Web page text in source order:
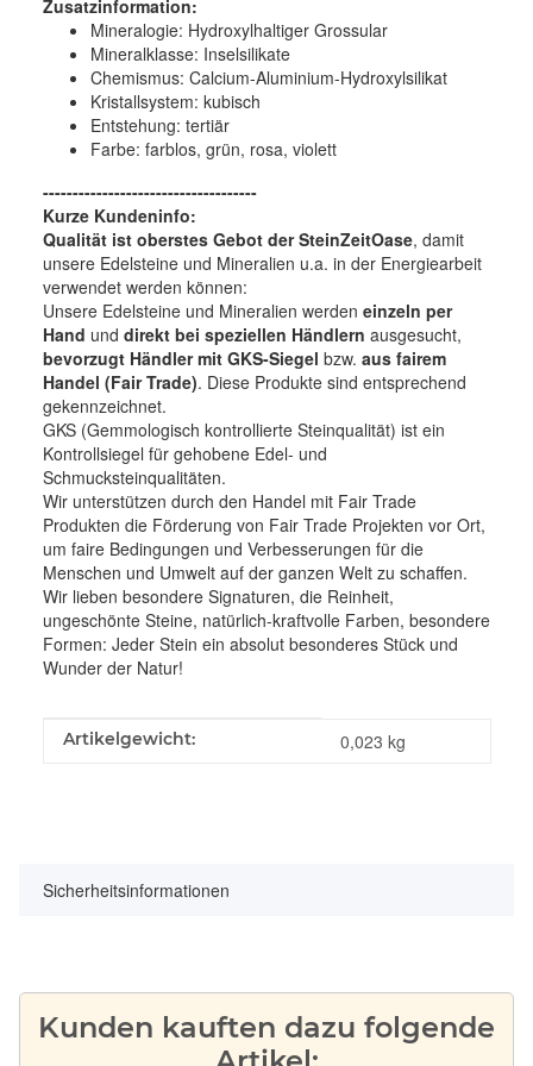
Zusatzinformation:
Mineralogie: Hydroxylhaltiger Grossular
Mineralklasse: Inselsilikate
Chemismus: Calcium-Aluminium-Hydroxylsilikat
Kristallsystem: kubisch
Entstehung: tertiär
Farbe: farblos, grün, rosa, violett
------------------------------------
Kurze Kundeninfo:
Qualität ist oberstes Gebot der SteinZeitOase, damit
unsere Edelsteine und Mineralien u.a. in der Energiearbeit
verwendet werden können:
Unsere Edelsteine und Mineralien werden einzeln per
Hand und direkt bei speziellen Händlern ausgesucht,
bevorzugt Händler mit GKS-Siegel bzw. aus fairem
Handel (Fair Trade). Diese Produkte sind entsprechend
gekennzeichnet.
GKS (Gemmologisch kontrollierte Steinqualität) ist ein
Kontrollsiegel für gehobene Edel- und
Schmucksteinqualitäten.
Wir unterstützen durch den Handel mit Fair Trade
Produkten die Förderung von Fair Trade Projekten vor Ort,
um faire Bedingungen und Verbesserungen für die
Menschen und Umwelt auf der ganzen Welt zu schaffen.
Wir lieben besondere Signaturen, die Reinheit,
ungeschönte Steine, natürlich-kraftvolle Farben, besondere
Formen: Jeder Stein ein absolut besonderes Stück und
Wunder der Natur!
Produkteigenschaft
Wert
Artikelgewicht: 0,023 kg
Sicherheitsinformationen
Kunden kauften dazu folgende